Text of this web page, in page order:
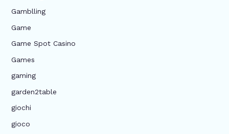
Gamblling
Game
Game Spot Casino
Games
gaming
garden2table
giochi
gioco